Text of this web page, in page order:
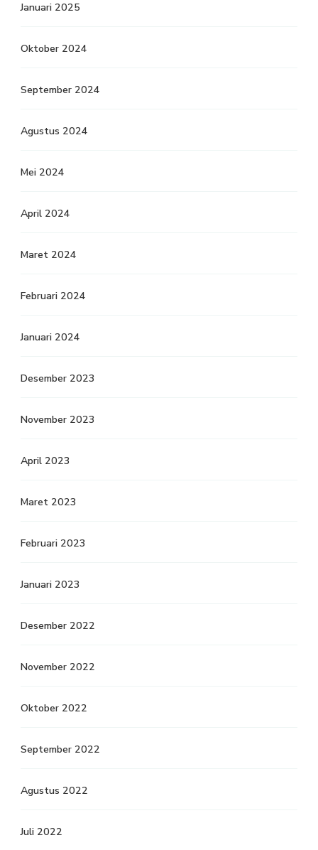
Januari 2025
Oktober 2024
September 2024
Agustus 2024
Mei 2024
April 2024
Maret 2024
Februari 2024
Januari 2024
Desember 2023
November 2023
April 2023
Maret 2023
Februari 2023
Januari 2023
Desember 2022
November 2022
Oktober 2022
September 2022
Agustus 2022
Juli 2022